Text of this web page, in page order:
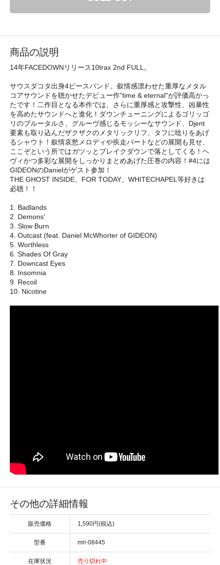
商品の説明
14年FACEDOWNリリース10trax 2nd FULL。
サウスダコタ出身4ピースバンド。叙情感漂わせた重厚なメタル
コアサウンドを聴かせたデビュー作"time & eternal"が評価高かっ
たです！二作目となる本作では、さらに重厚感と攻撃性、凶暴性
を高めたサウンドへと進化！ダウンチューニングによるゴリッゴ
リのブルータルさ、グルーヴ感じるモッシーなサウンド、Djent
要素も取り込んだザクザクのメタリックリフ、タフに唸りをあげ
るシャウト！叙情哀愁メロディや疾走パートなどの展開も見せ、
ここぞという所ではガツッとブレイクダウンで落としてくる！ヘ
ヴィかつ多彩な展開をしっかりまとめあげた圧巻の内容！#4には
GIDEONのDanielがゲスト参加！
THE GHOST INSIDE、FOR TODAY、WHITECHAPEL等好きは
必聴！！
1. Badlands
2. Demons'
3. Slow Burn
4. Outcast (feat. Daniel McWhorter of GIDEON)
5. Worthless
6. Shades Of Gray
7. Downcast Eyes
8. Insomnia
9. Recoil
10. Nicotine
その他の詳細情報
販売価格 1,590円(税込)
型番 mri-08445
在庫状況 売り切れ中